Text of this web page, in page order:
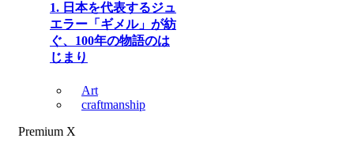
1. 日本を代表するジュ
エラー「ギメル」が紡
ぐ、100年の物語のは
じまり
Art
craftmanship
Premium X